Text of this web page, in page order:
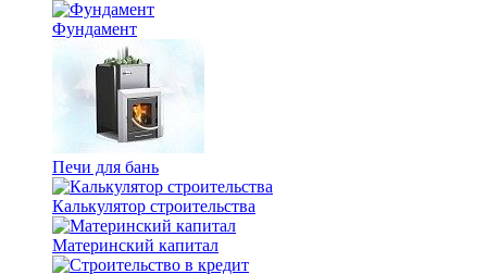
Фундамент
Печи для бань
Калькулятор строительства
Материнский капитал